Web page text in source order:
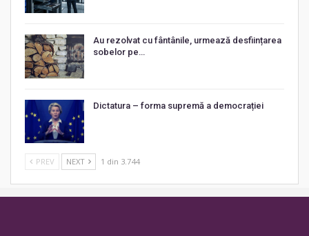
Au rezolvat cu fântânile, urmează desființarea
sobelor pe…
Dictatura – forma supremă a democrației
PREV NEXT 1 din 3.744